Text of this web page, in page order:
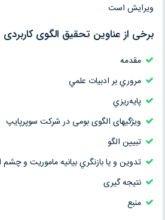
ویرایش است
برخی از عناوین تحقیق الگوی
مقدمه
مروري بر ادبيات علمي
پايه‌ريزي
ویژگیهای الگوی بومی در شرکت سوپرپایپ
تبیین الگو
تدوين و يا بازنگري بيانيه ماموريت و
نتیجه گیری
منبع